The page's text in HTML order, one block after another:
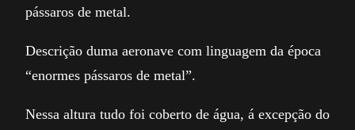
pássaros de metal.
Descrição duma aeronave com linguagem da época
“enormes pássaros de metal”.
Nessa altura tudo foi coberto de água, á excepção do